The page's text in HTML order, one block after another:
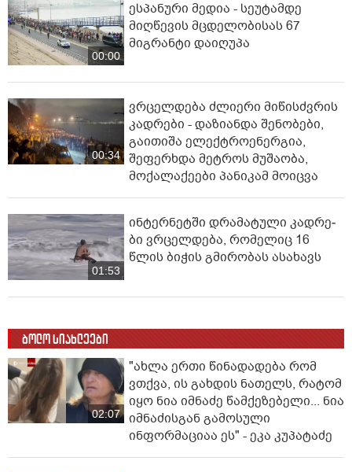
00:00
ესპანური მედია - სეუტამდე
მიღწევის მცდელობისას 67
მიგრანტი დაიღუპა
00:34
ვრცელდება ძლიერი მიწისძვრის
კადრები - დაზიანდა შენობები,
გაითიშა ელექტროენერგია,
შეფერხდა მეტროს მუშაობა,
მოქალაქეები პანიკამ მოიცვა
01:53
ინ­ტერ­ნეტ­ში დრა­მა­ტუ­ლი კად­რე­
ბი ვრცელდება, რომელიც 16
წლის ბიჭის გმირობას ასახავს
ბოლო სიახლეები
02:07
"ახლა ერთი წინადადება რომ
ვთქვა, ის გახდის ნათელს, რატომ
იყო ნია იმნაძე წამქეზებელი... ნია
იმნაძისგან გამოსული
ინფორმაციაა ეს" - ეკა კუპატაძე